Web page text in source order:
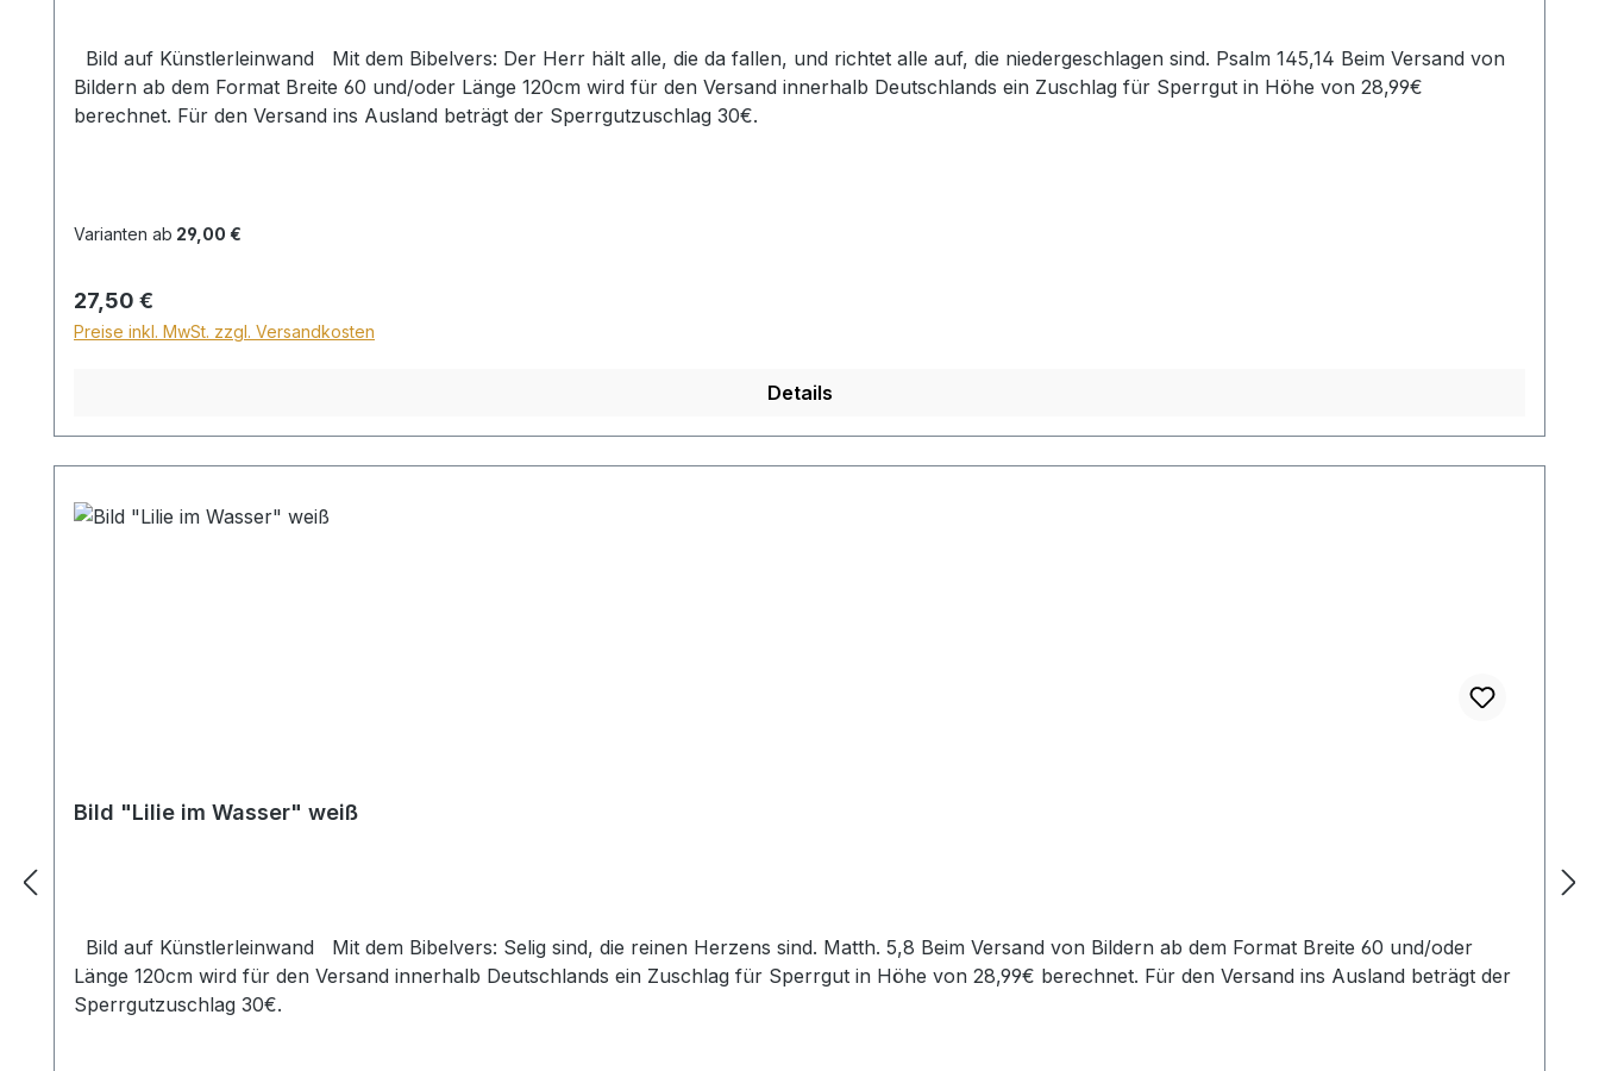
Bild auf Künstlerleinwand Mit dem Bibelvers: Der Herr hält alle, die da fallen, und richtet alle auf, die niedergeschlagen sind. Psalm 145,14 Beim Versand von
Bildern ab dem Format Breite 60 und/oder Länge 120cm wird für den Versand innerhalb Deutschlands ein Zuschlag für Sperrgut in Höhe von 28,99€
berechnet. Für den Versand ins Ausland beträgt der Sperrgutzuschlag 30€.
Varianten ab 29,00 €
Regulärer Preis:
27,50 €
Preise inkl. MwSt. zzgl. Versandkosten
Details
Bild "Lilie im Wasser" weiß
Bild auf Künstlerleinwand Mit dem Bibelvers: Selig sind, die reinen Herzens sind. Matth. 5,8 Beim Versand von Bildern ab dem Format Breite 60 und/oder
Länge 120cm wird für den Versand innerhalb Deutschlands ein Zuschlag für Sperrgut in Höhe von 28,99€ berechnet. Für den Versand ins Ausland beträgt der
Sperrgutzuschlag 30€.